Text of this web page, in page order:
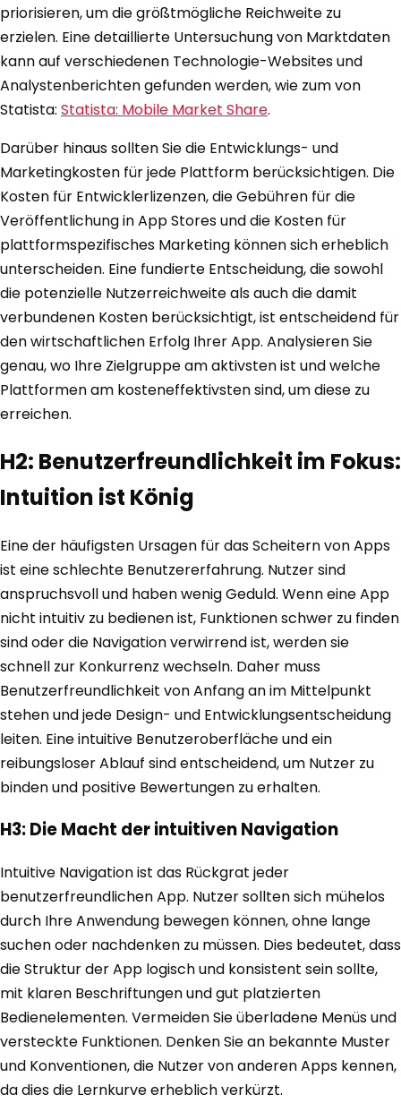
priorisieren, um die größtmögliche Reichweite zu
erzielen. Eine detaillierte Untersuchung von Marktdaten
kann auf verschiedenen Technologie-Websites und
Analystenberichten gefunden werden, wie zum von
Statista: Statista: Mobile Market Share.
Darüber hinaus sollten Sie die Entwicklungs- und
Marketingkosten für jede Plattform berücksichtigen. Die
Kosten für Entwicklerlizenzen, die Gebühren für die
Veröffentlichung in App Stores und die Kosten für
plattformspezifisches Marketing können sich erheblich
unterscheiden. Eine fundierte Entscheidung, die sowohl
die potenzielle Nutzerreichweite als auch die damit
verbundenen Kosten berücksichtigt, ist entscheidend für
den wirtschaftlichen Erfolg Ihrer App. Analysieren Sie
genau, wo Ihre Zielgruppe am aktivsten ist und welche
Plattformen am kosteneffektivsten sind, um diese zu
erreichen.
H2: Benutzerfreundlichkeit im Fokus:
Intuition ist König
Eine der häufigsten Ursagen für das Scheitern von Apps
ist eine schlechte Benutzererfahrung. Nutzer sind
anspruchsvoll und haben wenig Geduld. Wenn eine App
nicht intuitiv zu bedienen ist, Funktionen schwer zu finden
sind oder die Navigation verwirrend ist, werden sie
schnell zur Konkurrenz wechseln. Daher muss
Benutzerfreundlichkeit von Anfang an im Mittelpunkt
stehen und jede Design- und Entwicklungsentscheidung
leiten. Eine intuitive Benutzeroberfläche und ein
reibungsloser Ablauf sind entscheidend, um Nutzer zu
binden und positive Bewertungen zu erhalten.
H3: Die Macht der intuitiven Navigation
Intuitive Navigation ist das Rückgrat jeder
benutzerfreundlichen App. Nutzer sollten sich mühelos
durch Ihre Anwendung bewegen können, ohne lange
suchen oder nachdenken zu müssen. Dies bedeutet, dass
die Struktur der App logisch und konsistent sein sollte,
mit klaren Beschriftungen und gut platzierten
Bedienelementen. Vermeiden Sie überladene Menüs und
versteckte Funktionen. Denken Sie an bekannte Muster
und Konventionen, die Nutzer von anderen Apps kennen,
da dies die Lernkurve erheblich verkürzt.